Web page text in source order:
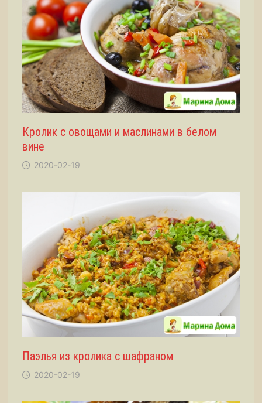
Кролик с овощами и маслинами в белом
вине
2020-02-19
Паэлья из кролика с шафраном
2020-02-19